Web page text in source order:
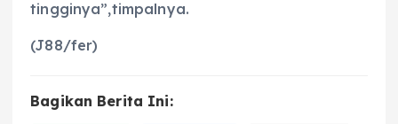
tingginya”,timpalnya.
(J88/fer)
Bagikan Berita Ini: